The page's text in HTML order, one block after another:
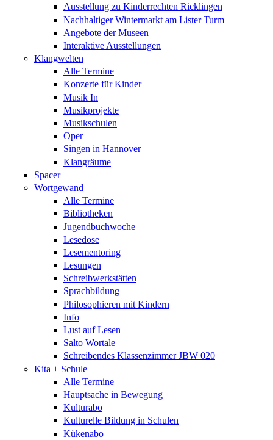
Ausstellung zu Kinderrechten Ricklingen
Nachhaltiger Wintermarkt am Lister Turm
Angebote der Museen
Interaktive Ausstellungen
Klangwelten
Alle Termine
Konzerte für Kinder
Musik In
Musikprojekte
Musikschulen
Oper
Singen in Hannover
Klangräume
Spacer
Wortgewand
Alle Termine
Bibliotheken
Jugendbuchwoche
Lesedose
Lesementoring
Lesungen
Schreibwerkstätten
Sprachbildung
Philosophieren mit Kindern
Info
Lust auf Lesen
Salto Wortale
Schreibendes Klassenzimmer JBW 020
Kita + Schule
Alle Termine
Hauptsache in Bewegung
Kulturabo
Kulturelle Bildung in Schulen
Kükenabo